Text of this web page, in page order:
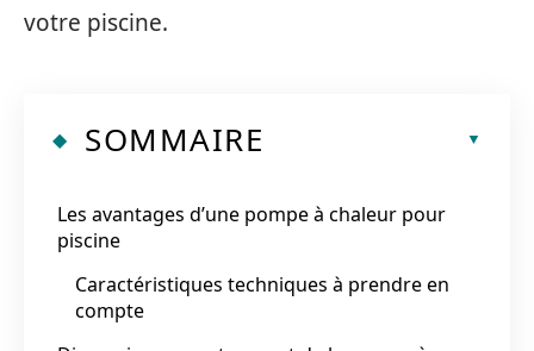
votre piscine.
SOMMAIRE
Les avantages d’une pompe à chaleur pour
piscine
Caractéristiques techniques à prendre en
compte